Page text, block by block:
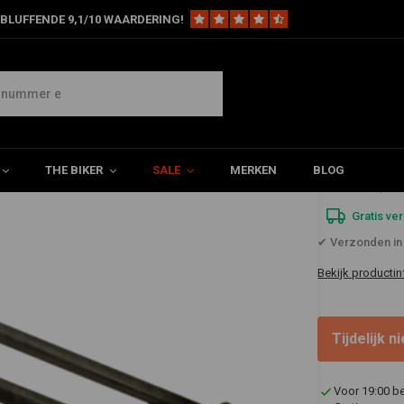
9,1/10 WAARDERING!
THE BIKER SALE MERKEN BLOG
Bolt-on Hardtail-sectie Harley Sportster XL 52-78 trommelrem
52-78 trommelrem
Gratis
✔ Verzonden
Bekijk
Tijdelijk
Voor 19:00